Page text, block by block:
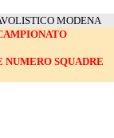
MODENA
NUMERO SQUADRE